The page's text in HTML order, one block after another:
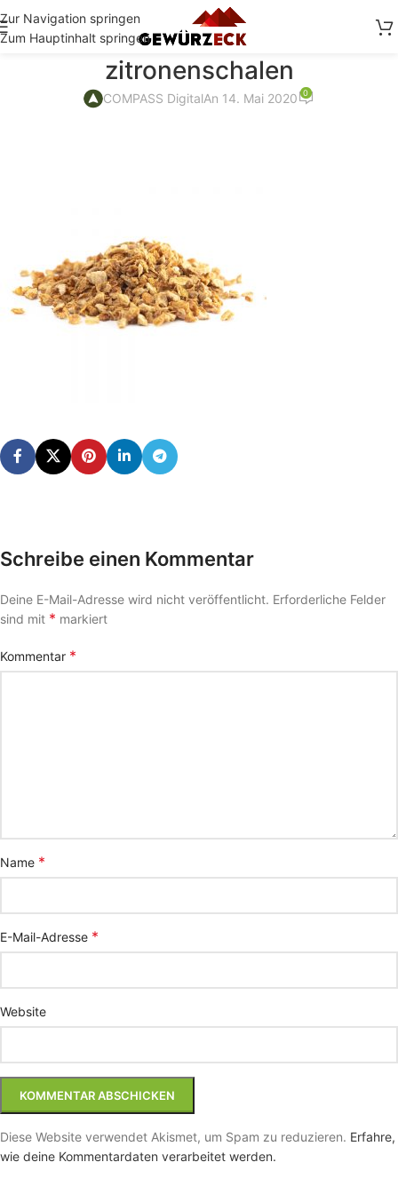
Zur Navigation springen
Zum Hauptinhalt springen
zitronenschalen
COMPASS DigitalAn 14. Mai 2020 0
Schreibe einen Kommentar
Deine E-Mail-Adresse wird nicht veröffentlicht. Erforderliche Felder
sind mit * markiert
Kommentar *
Name *
E-Mail-Adresse *
Website
Diese Website verwendet Akismet, um Spam zu reduzieren. Erfahre,
wie deine Kommentardaten verarbeitet werden.